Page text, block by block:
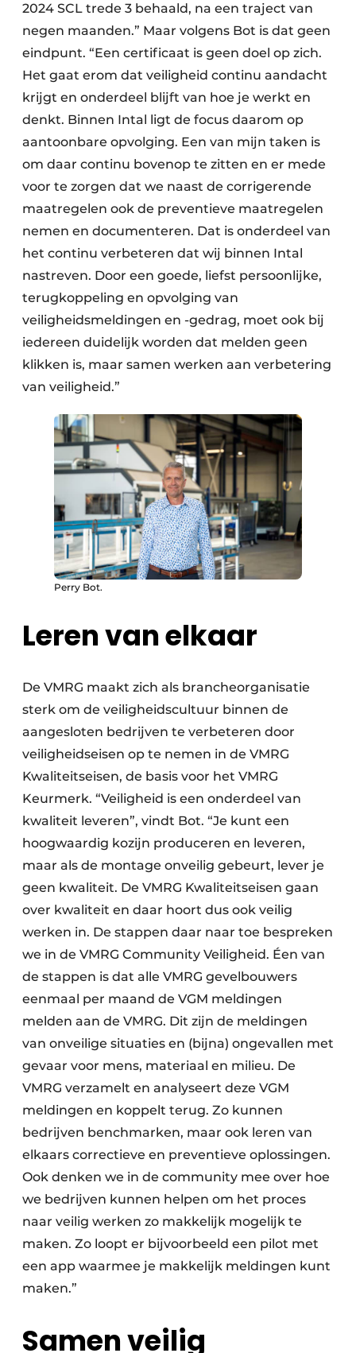
2024 SCL trede 3 behaald, na een traject van
negen maanden.” Maar volgens Bot is dat geen
eindpunt. “Een certificaat is geen doel op zich.
Het gaat erom dat veiligheid continu aandacht
krijgt en onderdeel blijft van hoe je werkt en
denkt. Binnen Intal ligt de focus daarom op
aantoonbare opvolging. Een van mijn taken is
om daar continu bovenop te zitten en er mede
voor te zorgen dat we naast de corrigerende
maatregelen ook de preventieve maatregelen
nemen en documenteren. Dat is onderdeel van
het continu verbeteren dat wij binnen Intal
nastreven. Door een goede, liefst persoonlijke,
terugkoppeling en opvolging van
veiligheidsmeldingen en -gedrag, moet ook bij
iedereen duidelijk worden dat melden geen
klikken is, maar samen werken aan verbetering
van veiligheid.”
Perry Bot.
Leren van elkaar
De VMRG maakt zich als brancheorganisatie
sterk om de veiligheidscultuur binnen de
aangesloten bedrijven te verbeteren door
veiligheidseisen op te nemen in de VMRG
Kwaliteitseisen, de basis voor het VMRG
Keurmerk. “Veiligheid is een onderdeel van
kwaliteit leveren”, vindt Bot. “Je kunt een
hoogwaardig kozijn produceren en leveren,
maar als de montage onveilig gebeurt, lever je
geen kwaliteit. De VMRG Kwaliteitseisen gaan
over kwaliteit en daar hoort dus ook veilig
werken in. De stappen daar naar toe bespreken
we in de VMRG Community Veiligheid. Éen van
de stappen is dat alle VMRG gevelbouwers
eenmaal per maand de VGM meldingen
melden aan de VMRG. Dit zijn de meldingen
van onveilige situaties en (bijna) ongevallen met
gevaar voor mens, materiaal en milieu. De
VMRG verzamelt en analyseert deze VGM
meldingen en koppelt terug. Zo kunnen
bedrijven benchmarken, maar ook leren van
elkaars correctieve en preventieve oplossingen.
Ook denken we in de community mee over hoe
we bedrijven kunnen helpen om het proces
naar veilig werken zo makkelijk mogelijk te
maken. Zo loopt er bijvoorbeeld een pilot met
een app waarmee je makkelijk meldingen kunt
maken.”
Samen veilig